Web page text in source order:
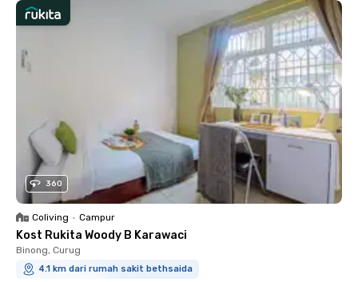
360
Coliving • Campur
Kost Rukita Woody B Karawaci
Binong, Curug
4.1 km dari rumah sakit bethsaida